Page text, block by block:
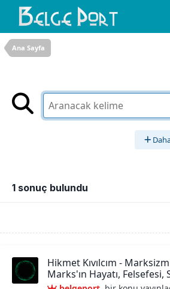
Ana Sayfa
1 sonuç bulundu
Hikmet Kıvılcım -
Marks'ın Hayatı, Felsefesi,